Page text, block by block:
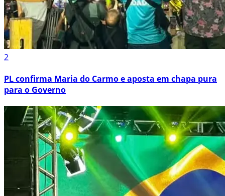
2
PL confirma Maria do Carmo e aposta em chapa pura
para o Governo